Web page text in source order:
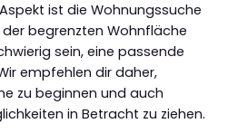
ist die Wohnungssuche
begrenzten Wohnfläche
sein, eine passende
empfehlen dir daher,
zu beginnen und auch
in Betracht zu ziehen.